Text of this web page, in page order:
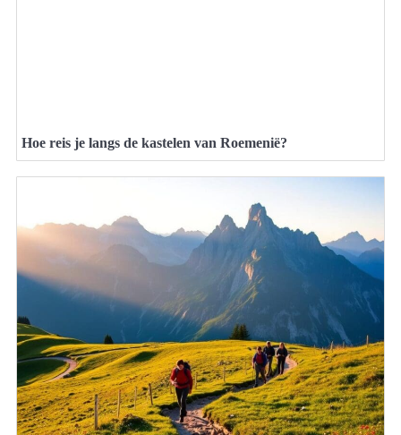
Hoe reis je langs de kastelen van Roemenië?